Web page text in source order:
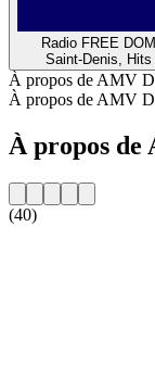
Radio FREE DOM
Saint-Denis, Hits
À propos de AMV
À propos de AMV
À propos
(40)